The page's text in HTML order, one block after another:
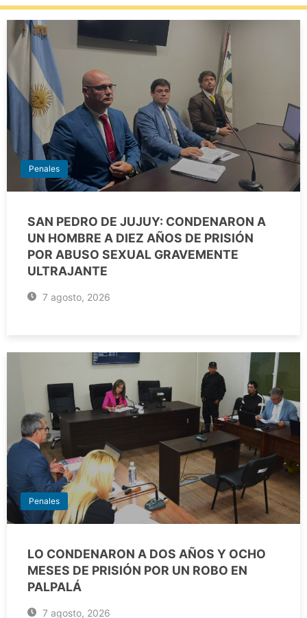
Penales
SAN PEDRO DE JUJUY: CONDENARON A
UN HOMBRE A DIEZ AÑOS DE PRISIÓN
POR ABUSO SEXUAL GRAVEMENTE
ULTRAJANTE
7 agosto, 2026
Penales
LO CONDENARON A DOS AÑOS Y OCHO
MESES DE PRISIÓN POR UN ROBO EN
PALPALÁ
7 agosto, 2026